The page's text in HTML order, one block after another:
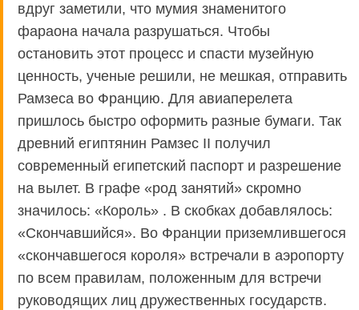
вдруг заметили, что мумия знаменитого
фараона начала разрушаться. Чтобы
остановить этот процесс и спасти музейную
ценность, ученые решили, не мешкая, отправить
Рамзеса во Францию. Для авиаперелета
пришлось быстро оформить разные бумаги. Так
древний египтянин Рамзес II получил
современный египетский паспорт и разрешение
на вылет. В графе «род занятий» скромно
значилось: «Король» . В скобках добавлялось:
«Скончавшийся». Во Франции приземлившегося
«скончавшегося короля» встречали в аэропорту
по всем правилам, положенным для встречи
руководящих лиц дружественных государств.